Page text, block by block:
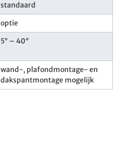
standaard
optie
5° – 40°
wand-, plafondmontage- en
dakspantmontage mogelĳk